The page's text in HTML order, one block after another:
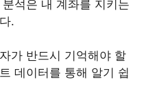
석은 내 계좌를 지키는
.
가 반드시 기억해야 할
데이터를 통해 알기 쉽